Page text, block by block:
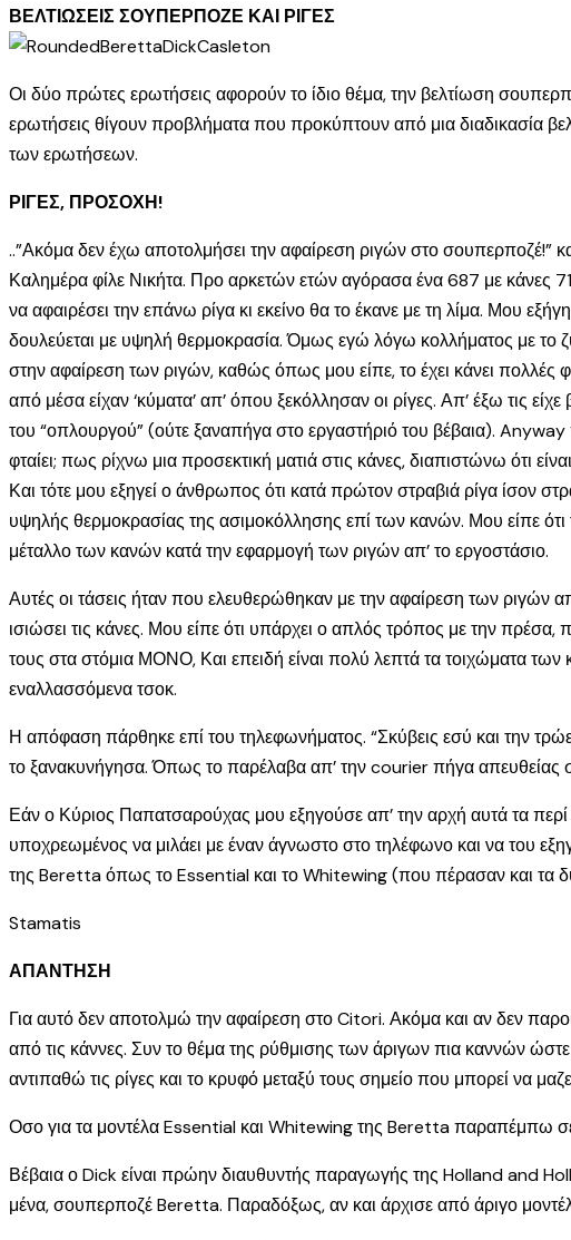
ΒΕΛΤΙΩΣΕΙΣ ΣΟΥΠΕΡΠΟΖΕ ΚΑΙ ΡΙΓΕΣ
Οι δύο πρώτες ερωτήσεις αφορούν το ίδιο θέμα, την βελτίωση
ερωτήσεις θίγουν προβλήματα που προκύπτουν από μια διαδικασία
των ερωτήσεων.
ΡΙΓΕΣ, ΠΡΟΣΟΧΗ!
..”Ακόμα δεν έχω αποτολμήσει την αφαίρεση ριγών στο σουπερποζέ!”
Καλημέρα φίλε Νικήτα. Προ αρκετών ετών αγόρασα ένα 687 με κάνες
να αφαιρέσει την επάνω ρίγα κι εκείνο θα το έκανε με τη λίμα. Μου
δουλεύεται με υψηλή θερμοκρασία. Όμως εγώ λόγω κολλήματος με το
στην αφαίρεση των ριγών, καθώς όπως μου είπε, το έχει κάνει
από μέσα είχαν ‘κύματα’ απ’ όπου ξεκόλλησαν οι ρίγες. Απ’ έξω τις
του “οπλουργού” (ούτε ξαναπήγα στο εργαστήριό του βέβαια). Anyway
φταίει; πως ρίχνω μια προσεκτική ματιά στις κάνες, διαπιστώνω ότι
Και τότε μου εξηγεί ο άνθρωπος ότι κατά πρώτον στραβιά ρίγα ίσον
υψηλής θερμοκρασίας της ασιμοκόλλησης επί των κανών. Μου είπε ότι
μέταλλο των κανών κατά την εφαρμογή των ριγών απ’ το εργοστάσιο.
Αυτές οι τάσεις ήταν που ελευθερώθηκαν με την αφαίρεση των
ισιώσει τις κάνες. Μου είπε ότι υπάρχει ο απλός τρόπος με την
τους στα στόμια ΜΟΝΟ, Και επειδή είναι πολύ λεπτά τα τοιχώματα
εναλλασσόμενα τσοκ.
Η απόφαση πάρθηκε επί του τηλεφωνήματος. “Σκύβεις εσύ και την
το ξανακυνήγησα. Όπως το παρέλαβα απ’ την courier πήγα απευθείας
Εάν ο Κύριος Παπατσαρούχας μου εξηγούσε απ’ την αρχή αυτά τα περί
υποχρεωμένος να μιλάει με έναν άγνωστο στο τηλέφωνο και να του
της Beretta όπως το Essential και το Whitewing (που πέρασαν και τα
Stamatis
ΑΠΑΝΤΗΣΗ
Για αυτό δεν αποτολμώ την αφαίρεση στο Citori. Ακόμα και αν δεν
από τις κάννες. Συν το θέμα της ρύθμισης των άριγων πια καννών
αντιπαθώ τις ρίγες και το κρυφό μεταξύ τους σημείο που μπορεί να
Οσο για τα μοντέλα Essential και Whitewing της Beretta παραπέμπω
Βέβαια ο Dick είναι πρώην διαυθυντής παραγωγής της Holland and
μένα, σουπερποζέ Beretta. Παραδόξως, αν και άρχισε από άριγο